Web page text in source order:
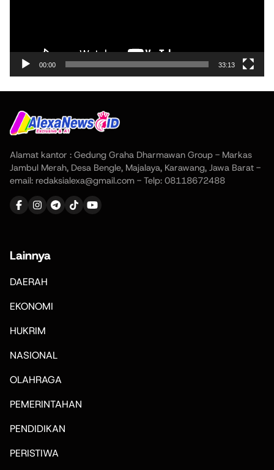
00:00 33:13
Alamat kantor : Gedung Graha Dharmawan Group - Markas
Jambul Merah, Desa Bengle, Majalaya, Karawang, Jawa Barat -
email: redaksialexa@gmail.com - Telp: 08118672488
Lainnya
DAERAH
EKONOMI
HUKRIM
NASIONAL
OLAHRAGA
PEMERINTAHAN
PENDIDIKAN
PERISTIWA